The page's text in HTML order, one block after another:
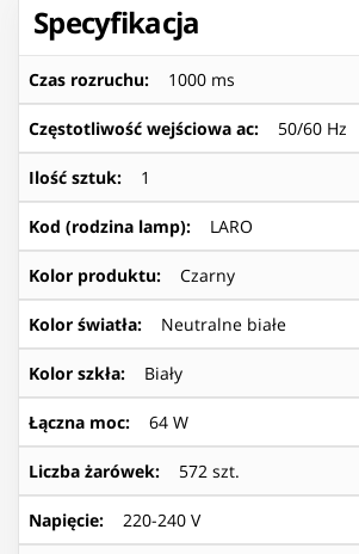
Specyfikacja
Czas rozruchu: 1000 ms
Częstotliwość wejściowa ac: 50/60 Hz
Ilość sztuk: 1
Kod (rodzina lamp): LARO
Kolor produktu: Czarny
Kolor światła: Neutralne białe
Kolor szkła: Biały
Łączna moc: 64 W
Liczba żarówek: 572 szt.
Napięcie: 220-240 V